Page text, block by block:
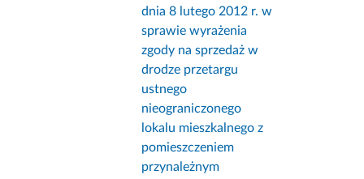
dnia 8 lutego 2012 r. w
sprawie wyrażenia
zgody na sprzedaż w
drodze przetargu
ustnego
nieograniczonego
lokalu mieszkalnego z
pomieszczeniem
przynależnym